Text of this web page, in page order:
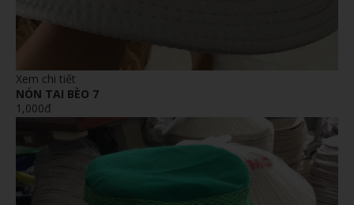
Xem chi tiết
NÓN TAI BÈO 7
1,000đ